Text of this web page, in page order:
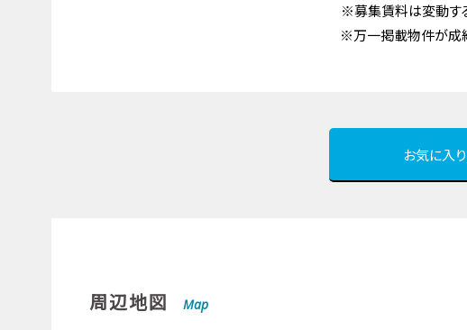
※募集賃料は変動す
※万一掲載物件が成
お気に入
周辺地図 Map